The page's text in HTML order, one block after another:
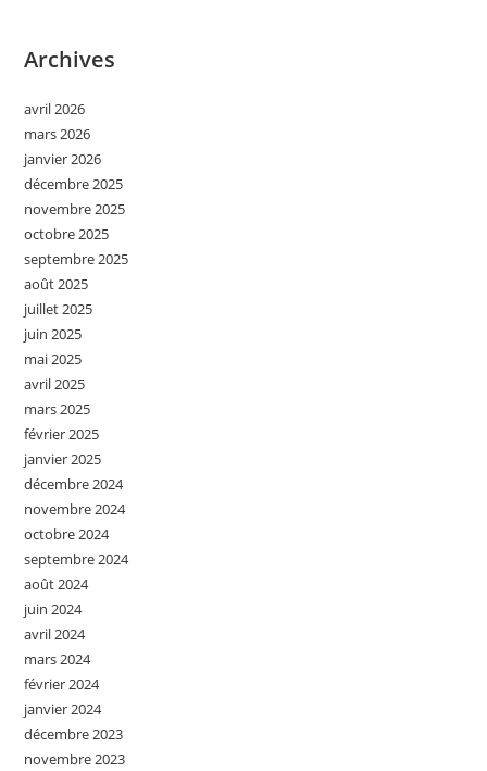
Archives
avril 2026
mars 2026
janvier 2026
décembre 2025
novembre 2025
octobre 2025
septembre 2025
août 2025
juillet 2025
juin 2025
mai 2025
avril 2025
mars 2025
février 2025
janvier 2025
décembre 2024
novembre 2024
octobre 2024
septembre 2024
août 2024
juin 2024
avril 2024
mars 2024
février 2024
janvier 2024
décembre 2023
novembre 2023